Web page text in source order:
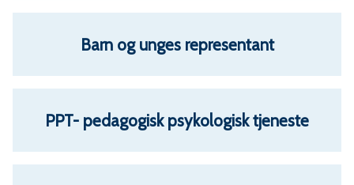
Barn og unges representant
PPT- pedagogisk psykologisk tjeneste